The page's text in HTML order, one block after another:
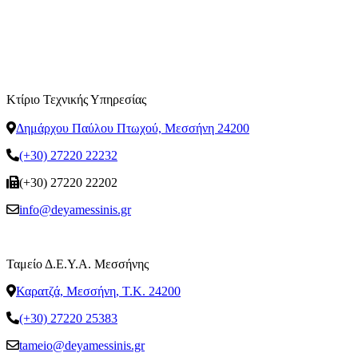
Κτίριο Τεχνικής Υπηρεσίας
Δημάρχου Παύλου Πτωχού, Μεσσήνη 24200
(+30) 27220 22232
(+30) 27220 22202
info@deyamessinis.gr
Ταμείο Δ.Ε.Υ.Α. Μεσσήνης
Καρατζά, Μεσσήνη, Τ.Κ. 24200
(+30) 27220 25383
tameio@deyamessinis.gr